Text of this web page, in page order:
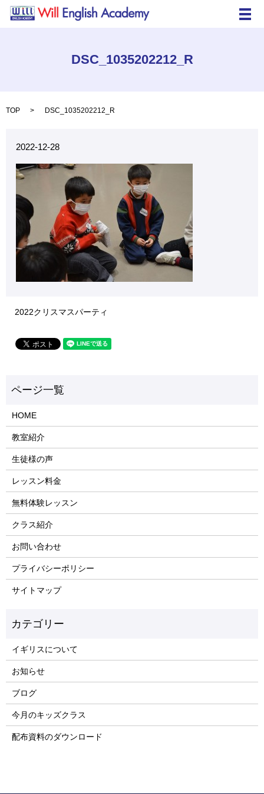
メ
DSC_1035202212_R
TOP DSC_1035202212_R
2022-12-28
2022クリスマスパーティ
HOME
教室紹介
生徒様の声
レッスン料金
無料体験レッスン
クラス紹介
お問い合わせ
プライバシーポリシー
サイトマップ
イギリスについて
お知らせ
ブログ
今月のキッズクラス
配布資料のダウンロード